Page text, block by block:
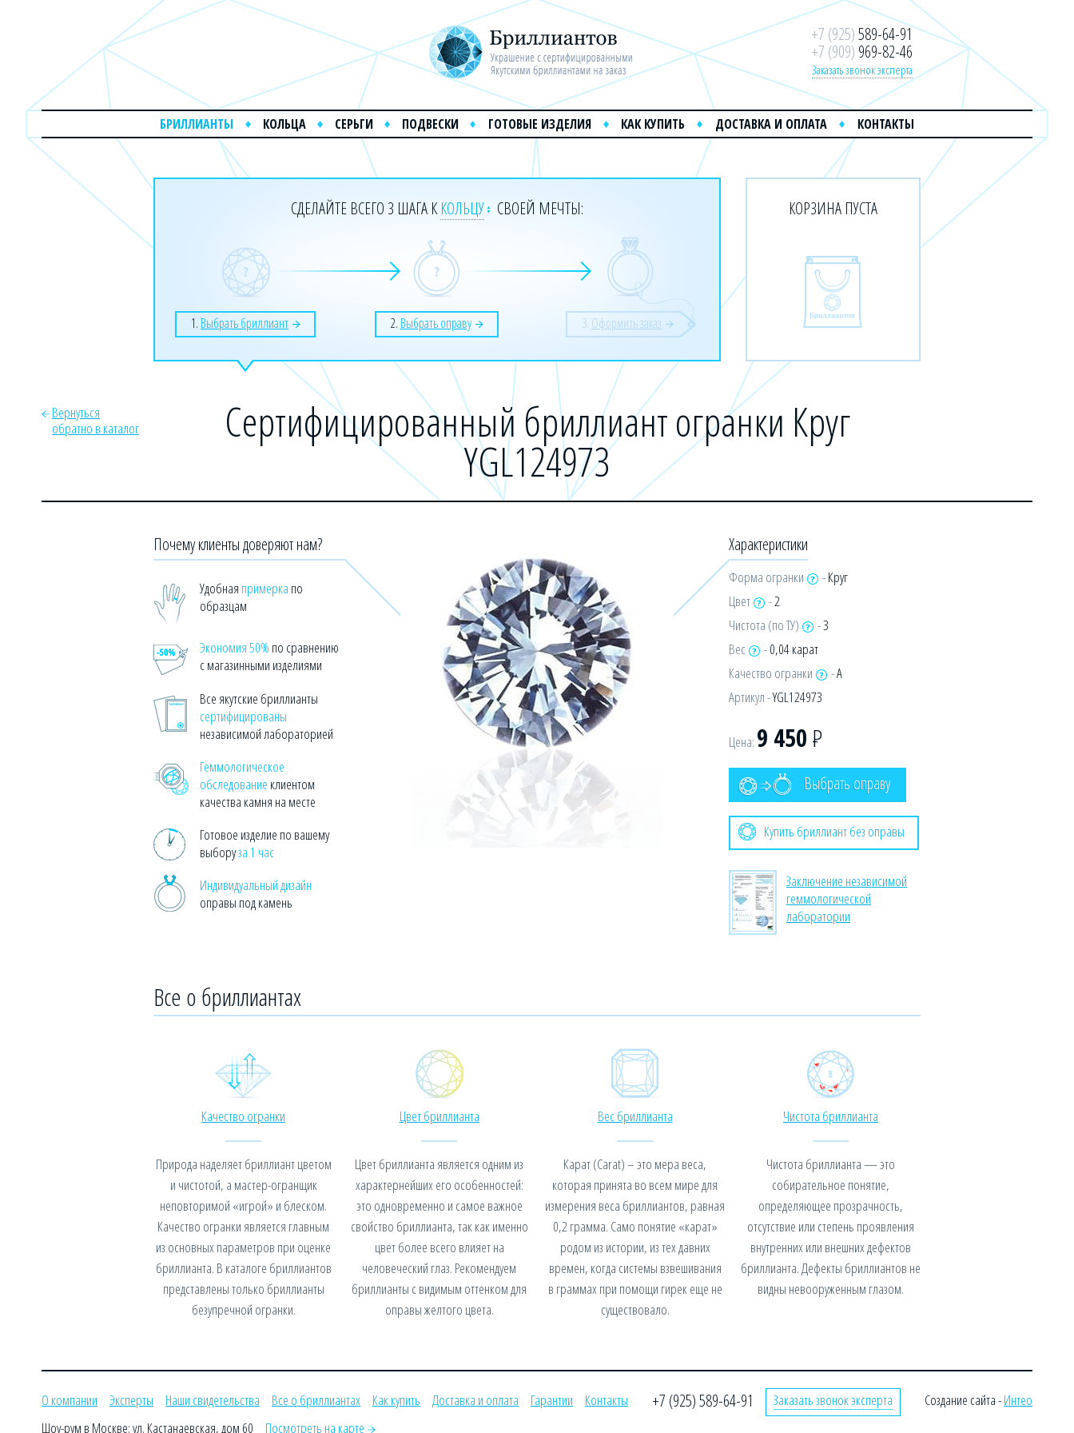
+7 (925)589-64-91
+7 (909) 969-82-46
Заказать звонок эксперта
БРИЛЛИАНТЫ КОЛЬЦА СЕРЬГИ ПОДВЕСКИ ГОТОВЫЕ ИЗДЕЛИЯ КАК КУПИТЬ ДОСТАВКА И ОПЛАТА КОНТАКТЫ
СДЕЛАЙТЕ ВСЕГО 3 ШАГА ККОЛЬЦУ СВОЕЙ МЕЧТЫ:
1. Выбрать бриллиант 2. Выбрать оправу 3. Оформить заказ
КОРЗИНА ПУСТА
Вернуться
обратно в каталог
Сертифицированный бриллиант огранки Круг
YGL124973
Почему клиенты доверяют нам?
Удобная примерка по
образцам
Экономия 50% по сравнению
с магазинными изделиями
Все якутские бриллианты
сертифицированы
независимой лабораторией
Геммологическое
обследование клиентом
качества камня на месте
Готовое изделие по вашему
выборуза 1 час
Индивидуальный дизайн
оправы под камень
Характеристики
Форма огранки -Круг
Цвет
-2
Чистота (по ТУ)
-3
Вес
-0,04 карат
Качество огранки
-А
Артикул -YGL124973
Цена: 9 450Р
Выбрать оправу
Купить бриллиант без оправы
Заключение независимой
геммологической
лаборатории
Все о бриллиантах
Качество огранки
Природа наделяет бриллиант цветом
и чистотой, а мастер-огранщик
неповторимой «игрой» и блеском.
Качество огранки является главным
из основных параметров при оценке
бриллианта. В каталоге бриллиантов
представлены только бриллианты
безупречной огранки.
Цвет бриллианта
Цвет бриллианта является одним из
характернейших его особенностей:
это одновременно и самое важное
свойство бриллианта, так как именно
цвет более всего влияет на
человеческий глаз. Рекомендуем
бриллианты с видимым оттенком для
оправы желтого цвета.
Вес бриллианта
Карат (Carat) – это мера веса,
которая принята во всем мире для
измерения веса бриллиантов, равная
0,2 грамма. Само понятие «карат»
родом из истории, из тех давних
времен, когда системы взвешивания
в граммах при помощи гирек еще не
существовало.
Чистота бриллианта
Чистота бриллианта — это
собирательное понятие,
определяющее прозрачность,
отсутствие или степень проявления
внутренних или внешних дефектов
бриллианта. Дефекты бриллиантов не
видны невооруженным глазом.
Создание сайта -Интео
О компании Эксперты Наши свидетельства Все о бриллиантах Как купить Доставка и оплата Гарантии
Контакты
Шоу-рум в Москве: ул. Кастанаевская, дом 60
Посмотреть на карте
+7 (925) 589-64-91 Заказать звонок эксперта